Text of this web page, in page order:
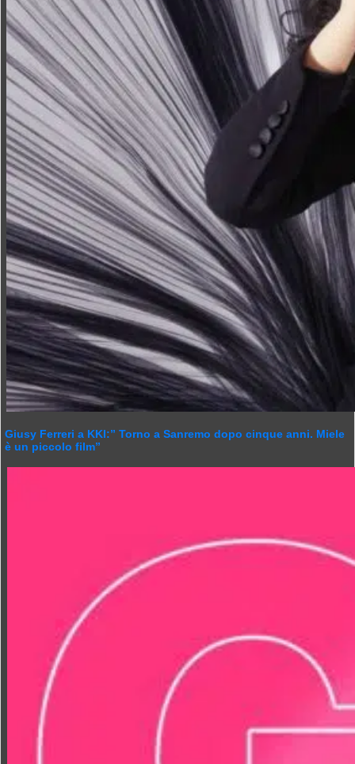
Giusy Ferreri a KKI:” Torno a Sanremo dopo cinque anni. Miele
è un piccolo film”